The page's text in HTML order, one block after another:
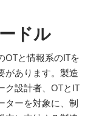
ドル
OTと情報系のITを
があります。製造
ク設計者、OTとIT
ターを対象に、制